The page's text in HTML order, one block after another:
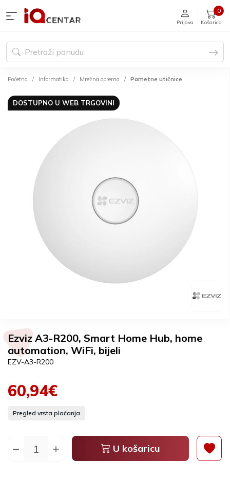
Prijava Košarica
0
Početna Informatika Mrežna oprema Pametne utičnice
DOSTUPNO U WEB TRGOVINI
Ezviz A3-R200, Smart Home Hub, home
automation, WiFi, bijeli
EZV-A3-R200
60,94€
Pregled vrsta plaćanja
U košaricu